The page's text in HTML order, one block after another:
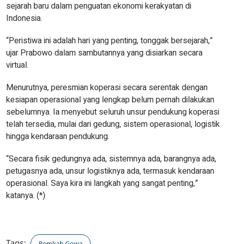
sejarah baru dalam penguatan ekonomi kerakyatan di
Indonesia.
“Peristiwa ini adalah hari yang penting, tonggak bersejarah,”
ujar Prabowo dalam sambutannya yang disiarkan secara
virtual.
Menurutnya, peresmian koperasi secara serentak dengan
kesiapan operasional yang lengkap belum pernah dilakukan
sebelumnya. Ia menyebut seluruh unsur pendukung koperasi
telah tersedia, mulai dari gedung, sistem operasional, logistik
hingga kendaraan pendukung.
“Secara fisik gedungnya ada, sistemnya ada, barangnya ada,
petugasnya ada, unsur logistiknya ada, termasuk kendaraan
operasional. Saya kira ini langkah yang sangat penting,”
katanya. (*)